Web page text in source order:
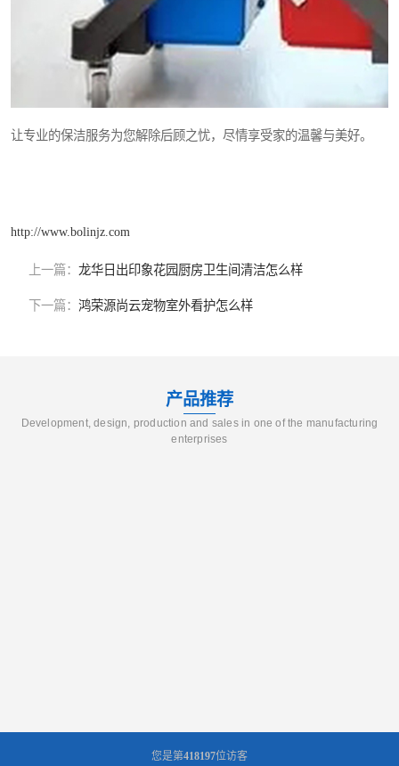
让专业的保洁服务为您解除后顾之忧，尽情享受家的温馨与美好。
http://www.bolinjz.com
上一篇： 龙华日出印象花园厨房卫生间清洁怎么样
下一篇： 鸿荣源尚云宠物室外看护怎么样
产品推荐
Development, design, production and sales in one of the manufacturing
enterprises
您是第418197位访客